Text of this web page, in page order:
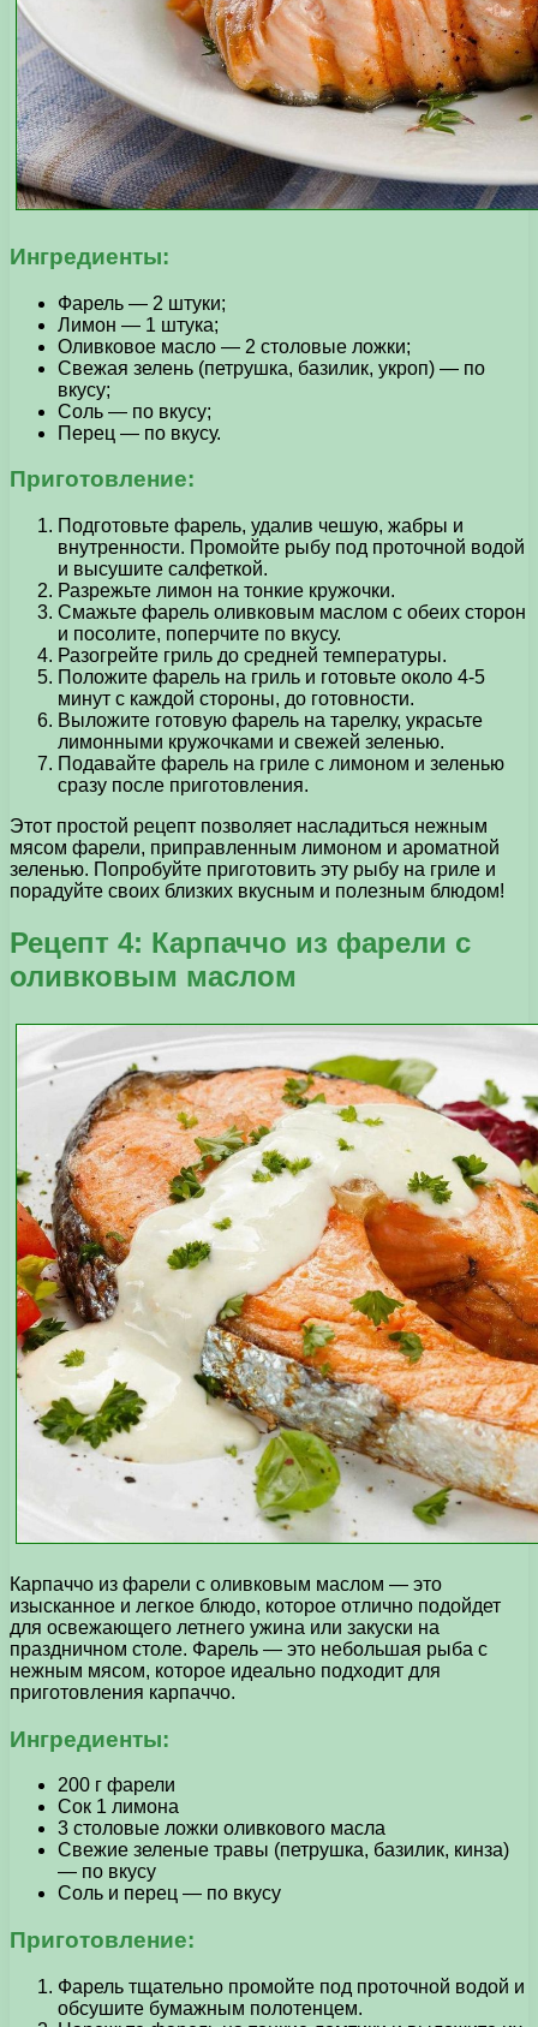
Ингредиенты:
Фарель — 2 штуки;
Лимон — 1 штука;
Оливковое масло — 2 столовые ложки;
Свежая зелень (петрушка, базилик, укроп) — по
вкусу;
Соль — по вкусу;
Перец — по вкусу.
Приготовление:
Подготовьте фарель, удалив чешую, жабры и
внутренности. Промойте рыбу под проточной водой
и высушите салфеткой.
Разрежьте лимон на тонкие кружочки.
Смажьте фарель оливковым маслом с обеих сторон
и посолите, поперчите по вкусу.
Разогрейте гриль до средней температуры.
Положите фарель на гриль и готовьте около 4-5
минут с каждой стороны, до готовности.
Выложите готовую фарель на тарелку, украсьте
лимонными кружочками и свежей зеленью.
Подавайте фарель на гриле с лимоном и зеленью
сразу после приготовления.
Этот простой рецепт позволяет насладиться нежным
мясом фарели, приправленным лимоном и ароматной
зеленью. Попробуйте приготовить эту рыбу на гриле и
порадуйте своих близких вкусным и полезным блюдом!
Рецепт 4: Карпаччо из фарели с
оливковым маслом
Карпаччо из фарели с оливковым маслом — это
изысканное и легкое блюдо, которое отлично подойдет
для освежающего летнего ужина или закуски на
праздничном столе. Фарель — это небольшая рыба с
нежным мясом, которое идеально подходит для
приготовления карпаччо.
Ингредиенты:
200 г фарели
Сок 1 лимона
3 столовые ложки оливкового масла
Свежие зеленые травы (петрушка, базилик, кинза)
— по вкусу
Соль и перец — по вкусу
Приготовление:
Фарель тщательно промойте под проточной водой и
обсушите бумажным полотенцем.